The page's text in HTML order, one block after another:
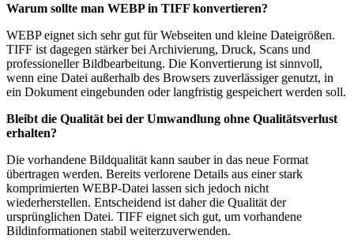
Warum sollte man WEBP in TIFF konvertieren?
WEBP eignet sich sehr gut für Webseiten und kleine Dateigrößen.
TIFF ist dagegen stärker bei Archivierung, Druck, Scans und
professioneller Bildbearbeitung. Die Konvertierung ist sinnvoll,
wenn eine Datei außerhalb des Browsers zuverlässiger genutzt, in
ein Dokument eingebunden oder langfristig gespeichert werden soll.
Bleibt die Qualität bei der Umwandlung ohne Qualitätsverlust
erhalten?
Die vorhandene Bildqualität kann sauber in das neue Format
übertragen werden. Bereits verlorene Details aus einer stark
komprimierten WEBP-Datei lassen sich jedoch nicht
wiederherstellen. Entscheidend ist daher die Qualität der
ursprünglichen Datei. TIFF eignet sich gut, um vorhandene
Bildinformationen stabil weiterzuverwenden.